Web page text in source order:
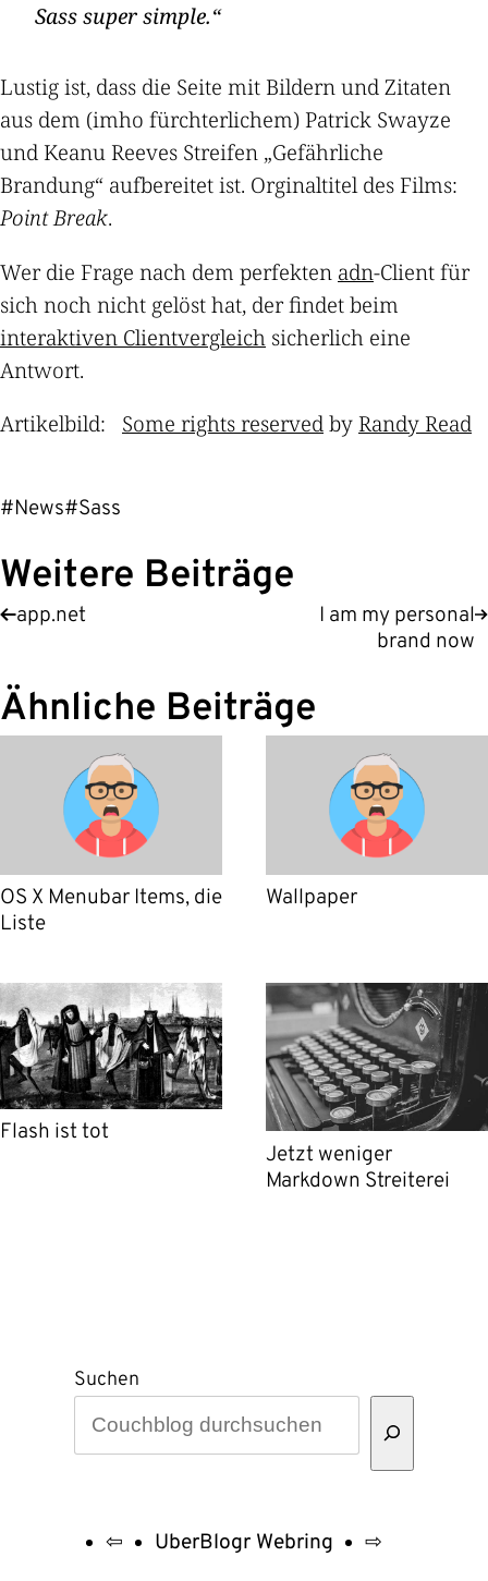
Sass super simple.
Lustig ist, dass die Seite mit Bildern und Zitaten
aus dem (imho fürchterlichem) Patrick Swayze
und Keanu Reeves Streifen „Gefährliche
Brandung“ aufbereitet ist. Orginaltitel des Films:
Point Break.
Wer die Frage nach dem perfekten adn-Client für
sich noch nicht gelöst hat, der findet beim
interaktiven Clientvergleich sicherlich eine
Antwort.
Artikelbild: Some rights reservedbyRandy Read
#News#Sass
Weitere Beiträge
app.net
I am my personal
brand now
Ähnliche Beiträge
OS X Menubar Items, die
Liste
Wallpaper
Flash ist tot
Jetzt weniger
Markdown Streiterei
Suchen
UberBlogr
⇦ UberBlogr Webring ⇨